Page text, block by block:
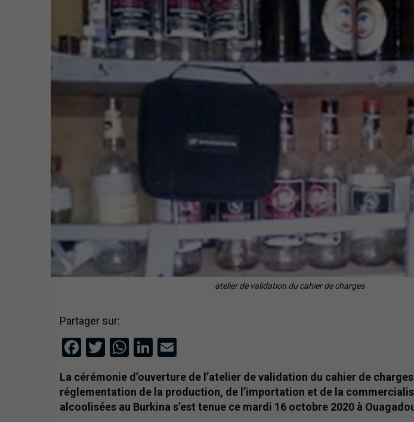
atelier de validation du cahier de charges
Partager sur:
Facebook
TwitterWhatsApp
LinkedIn
La cérémonie d’ouverture de l’atelier de validation du cahier de
réglementation de la production, de l’importation et de la
alcoolisées au Burkina s’est tenue ce mardi 16 octobre 2020 à